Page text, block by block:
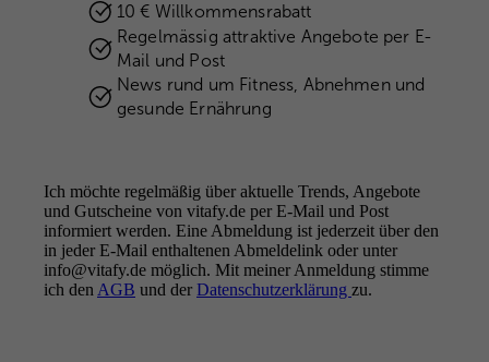
10 € Willkommensrabatt
Regelmässig attraktive Angebote per E-
Mail und Post
News rund um Fitness, Abnehmen und
gesunde Ernährung
Ich möchte regelmäßig über aktuelle Trends, Angebote
und Gutscheine von vitafy.de per E-Mail und Post
informiert werden. Eine Abmeldung ist jederzeit über den
in jeder E-Mail enthaltenen Abmeldelink oder unter
info@vitafy.de möglich. Mit meiner Anmeldung stimme
ich den AGB und der Datenschutzerklärung zu.
Better health.
Better you.